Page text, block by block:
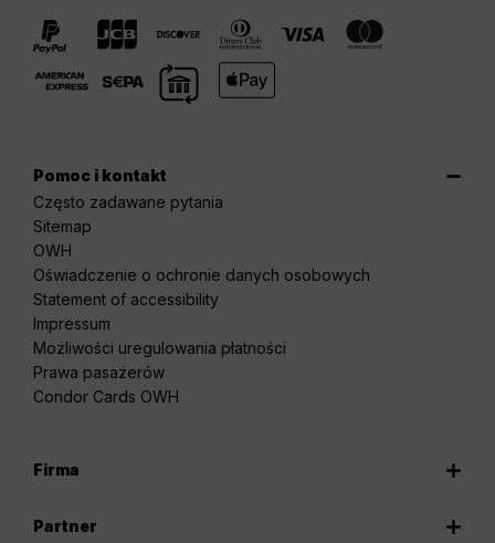
Pomoc i kontakt
Często zadawane pytania
Sitemap
OWH
Oświadczenie o ochronie danych osobowych
Statement of accessibility
Impressum
Możliwości uregulowania płatności
Prawa pasażerów
Condor Cards OWH
Firma
Partner